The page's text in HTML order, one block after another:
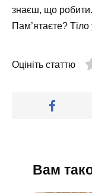
знаєш, що
Пам’ятаєте?
Оцініть статтю
Вам